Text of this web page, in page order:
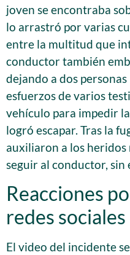
joven se encontraba
lo arrastró por varias
entre la multitud que
conductor también
dejando a dos personas
esfuerzos de varios
vehículo para impedir
logró escapar. Tras la
auxiliaron a los
seguir al conductor, sin
Reacciones
redes sociales
El video del incidente